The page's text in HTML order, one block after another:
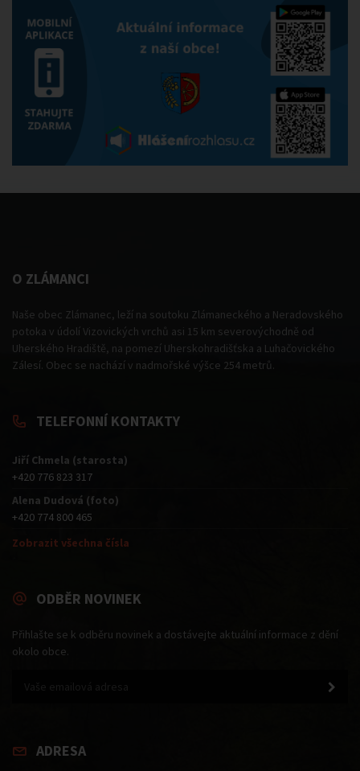
O ZLÁMANCI
Naše obec Zlámanec, leží na soutoku Zlámaneckého a Neradovského
potoka v údolí Vizovických vrchů asi 15 km severovýchodně od
Uherského Hradiště, na pomezí Uherskohradišťska a Luhačovického
Zálesí. Obec se nachází v nadmořské výšce 254 metrů.
TELEFONNÍ KONTAKTY
Jiří Chmela (starosta)
+420 776 823 317
Alena Dudová (foto)
+420 774 800 465
Zobrazit všechna čísla
ODBĚR NOVINEK
Přihlašte se k odběru novinek a dostávejte aktuální informace z dění
okolo obce.
ADRESA